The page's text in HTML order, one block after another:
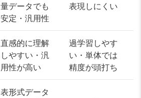
量データでも
安定・汎用性
表現しにくい
直感的に理解
しやすい・汎
用性が高い
過学習しやす
い・単体では
精度が頭打ち
表形式データ